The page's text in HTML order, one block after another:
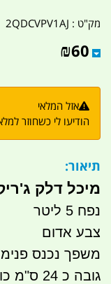
מק"ט : 2QDCVPV1AJ
₪60
אזל המלאי
הודיעו לי כשחוזר
תיאור:
מיכל דלק
נפח 5 ליטר
צבע אדום
משפך נכנס
גובה כ 24 ס"מ כולל הידית